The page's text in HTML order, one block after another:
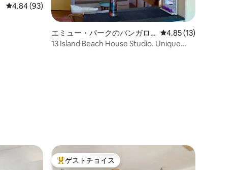
レビュー93件、5つ星中4.84つ星の平均評価
4.84 (93)
エミュー・パークのバンガロ
ー
レビュー13件、5つ
4.85 (13)
13 Island Beach House Studio. Unique
大好評のゲストチョイスです。
ゲストチョイス